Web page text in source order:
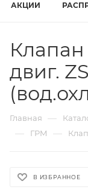
АКЦИИ
Клапан
двиг.
Главная —
— ГРМ —
В ИЗБРАННОЕ